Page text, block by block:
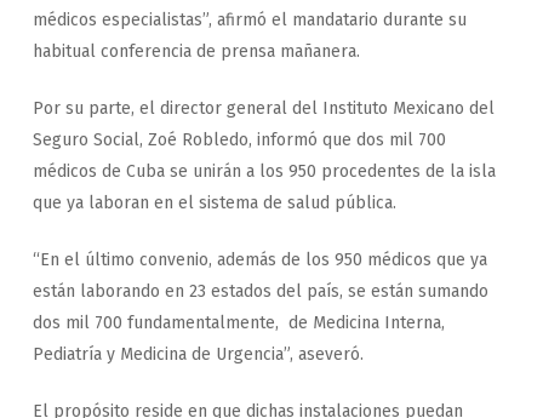
médicos especialistas”, afirmó el mandatario durante su
habitual conferencia de prensa mañanera.
Por su parte, el director general del Instituto Mexicano del
Seguro Social, Zoé Robledo, informó que dos mil 700
médicos de Cuba se unirán a los 950 procedentes de la isla
que ya laboran en el sistema de salud pública.
“En el último convenio, además de los 950 médicos que ya
están laborando en 23 estados del país, se están sumando
dos mil 700 fundamentalmente, de Medicina Interna,
Pediatría y Medicina de Urgencia”, aseveró.
El propósito reside en que dichas instalaciones puedan